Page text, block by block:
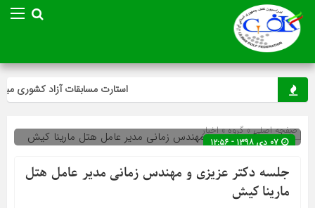
استارت مسابقات آزاد کشوری
صفحه اصلی» گروه »اخبار
۰۷ دی ۱۳۹۸ - ۱۲:۵۶
جلسه دکتر عزیزی و مهندس زمانی مدیر عامل هتل
مارینا کیش